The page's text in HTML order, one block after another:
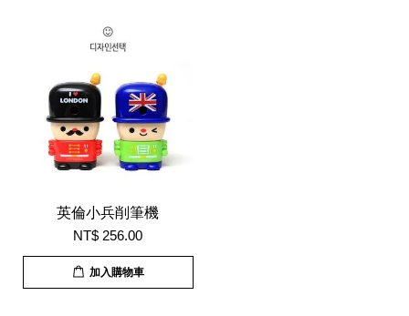
英倫小兵削筆機
NT$ 256.00
加入購物車